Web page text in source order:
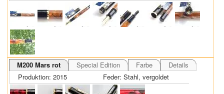
M200 Mars rot Special Edition Farbe
Details
Produktion: 2015
Feder: Stahl, vergoldet